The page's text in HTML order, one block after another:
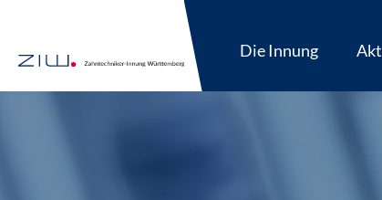
Die Innung